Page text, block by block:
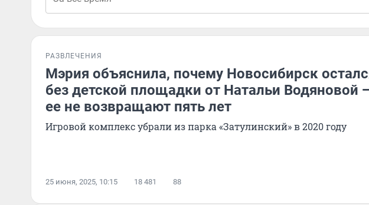
РАЗВЛЕЧЕНИЯ
Мэрия объяснила, почему Новосибирск
без детской площадки от Натальи Водяновой
ее не возвращают пять лет
Игровой комплекс убрали из парка «Затулинский» в 2020 году
25 июня, 2025, 10:15 18 481 88